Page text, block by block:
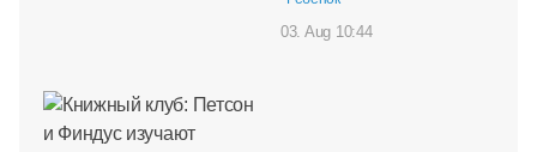
03. Aug 10:44